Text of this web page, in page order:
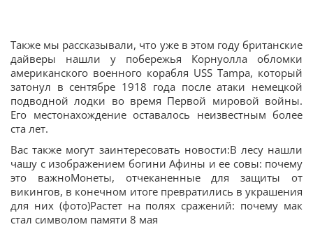
Также мы рассказывали, что уже в этом году британские
дайверы нашли у побережья Корнуолла обломки
американского военного корабля USS Tampa, который
затонул в сентябре 1918 года после атаки немецкой
подводной лодки во время Первой мировой войны.
Его местонахождение оставалось неизвестным более
ста лет.
Вас также могут заинтересовать новости:В лесу нашли
чашу с изображением богини Афины и ее совы: почему
это важноМонеты, отчеканенные для защиты от
викингов, в конечном итоге превратились в украшения
для них (фото)Растет на полях сражений: почему мак
стал символом памяти 8 мая